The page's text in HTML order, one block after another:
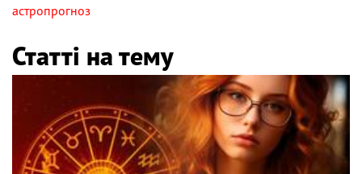
астропрогноз
Статті на тему